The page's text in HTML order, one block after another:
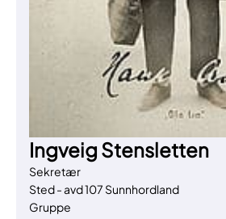
Ingveig Stensletten
Sekretær
Sted - avd 107 Sunnhordland
Gruppe